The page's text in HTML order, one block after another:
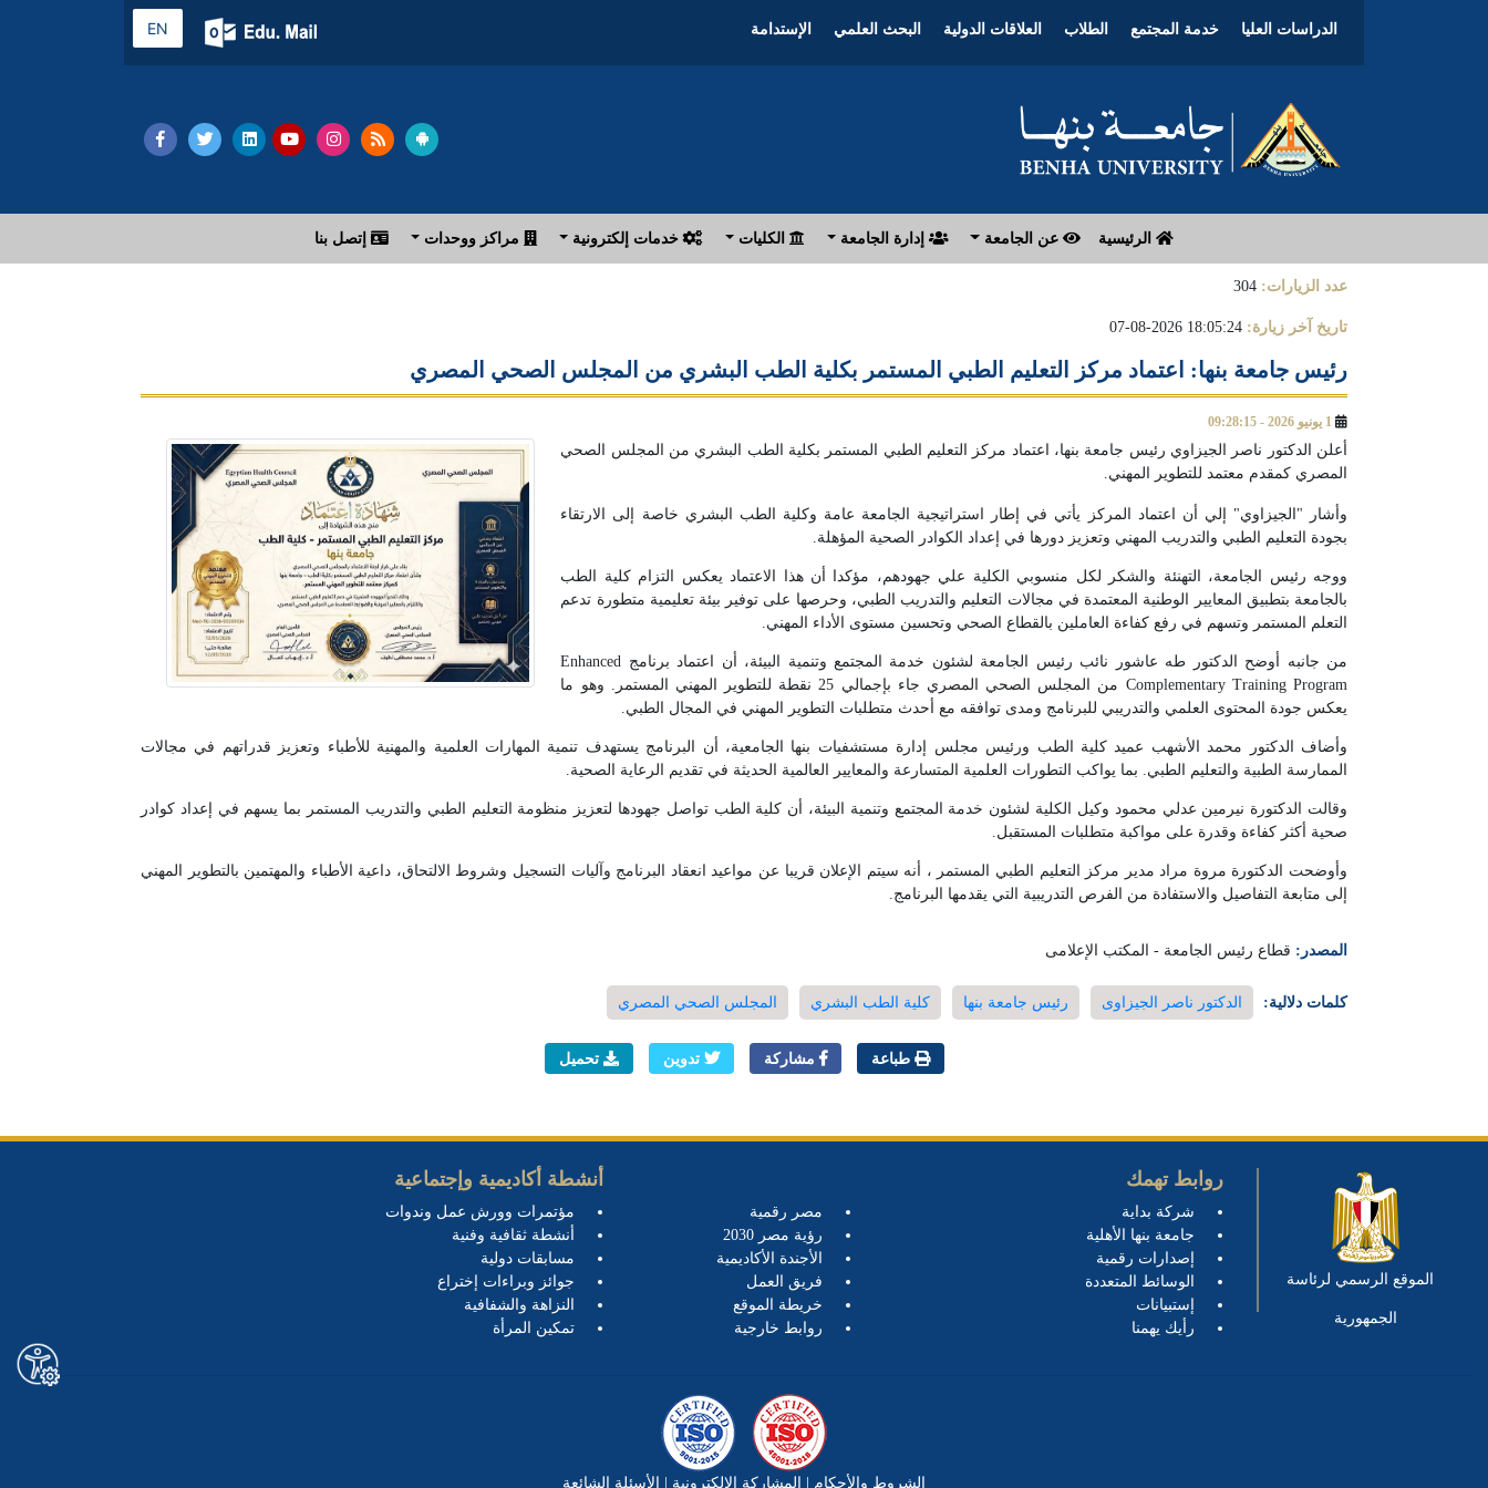
الدراسات العليا خدمة المجتمع الطلاب العلاقات الدولية البحث العلمي الإستدامة EN
الرئيسية عن الجامعة إدارة الجامعة الكليات خدمات إلكترونية مراكز ووحدات إتصل بنا
عدد الزيارات: 304
تاريخ آخر زيارة: 18:05:24 2026-08-07
رئيس جامعة بنها: اعتماد مركز التعليم الطبي المستمر بكلية الطب البشري من المجلس الصحي المصري
أعلن الدكتور ناصر الجيزاوي رئيس جامعة بنها، اعتماد مركز التعليم الطبي المستمر بكلية الطب البشري من المجلس الصحي
المصري كمقدم معتمد للتطوير المهني.
وأشار "الجيزاوي" إلي أن اعتماد المركز يأتي في إطار استراتيجية الجامعة عامة وكلية الطب البشري خاصة إلى الارتقاء
بجودة التعليم الطبي والتدريب المهني وتعزيز دورها في إعداد الكوادر الصحية المؤهلة.
ووجه رئيس الجامعة، التهنئة والشكر لكل منسوبي الكلية علي جهودهم، مؤكدا أن هذا الاعتماد يعكس التزام كلية الطب
بالجامعة بتطبيق المعايير الوطنية المعتمدة في مجالات التعليم والتدريب الطبي، وحرصها على توفير بيئة تعليمية متطورة تدعم
التعلم المستمر وتسهم في رفع كفاءة العاملين بالقطاع الصحي وتحسين مستوى الأداء المهني.
من جانبه أوضح الدكتور طه عاشور نائب رئيس الجامعة لشئون خدمة المجتمع وتنمية البيئة، أن اعتماد برنامج Enhanced
Complementary Training Program من المجلس الصحي المصري جاء بإجمالي 25 نقطة للتطوير المهني المستمر. وهو ما
يعكس جودة المحتوى العلمي والتدريبي للبرنامج ومدى توافقه مع أحدث متطلبات التطوير المهني في المجال الطبي.
وأضاف الدكتور محمد الأشهب عميد كلية الطب ورئيس مجلس إدارة مستشفيات بنها الجامعية، أن البرنامج يستهدف تنمية المهارات العلمية والمهنية للأطباء وتعزيز قدراتهم في مجالات
الممارسة الطبية والتعليم الطبي. بما يواكب التطورات العلمية المتسارعة والمعايير العالمية الحديثة في تقديم الرعاية الصحية.
وقالت الدكتورة نيرمين عدلي محمود وكيل الكلية لشئون خدمة المجتمع وتنمية البيئة، أن كلية الطب تواصل جهودها لتعزيز منظومة التعليم الطبي والتدريب المستمر بما يسهم في إعداد كوادر
صحية أكثر كفاءة وقدرة على مواكبة متطلبات المستقبل.
وأوضحت الدكتورة مروة مراد مدير مركز التعليم الطبي المستمر ، أنه سيتم الإعلان قريبا عن مواعيد انعقاد البرنامج وآليات التسجيل وشروط الالتحاق، داعية الأطباء والمهتمين بالتطوير المهني
إلى متابعة التفاصيل والاستفادة من الفرص التدريبية التي يقدمها البرنامج.
المصدر: قطاع رئيس الجامعة - المكتب الإعلامى
كلمات دلالية: الدكتور ناصر الجيزاوى رئيس جامعة بنها كلية الطب البشري المجلس الصحي المصري
طباعة مشاركة تدوين تحميل
الموقع الرسمي لرئاسة
الجمهورية
روابط تهمك
شركة بداية
جامعة بنها الأهلية
إصدارات رقمية
الوسائط المتعددة
إستبيانات
رأيك يهمنا
مصر رقمية
رؤية مصر 2030
الأجندة الأكاديمية
فريق العمل
خريطة الموقع
روابط خارجية
أنشطة أكاديمية وإجتماعية
مؤتمرات وورش عمل وندوات
أنشطة ثقافية وفنية
مسابقات دولية
جوائز وبراءات إختراع
النزاهة والشفافية
تمكين المرأة
الشروط والأحكام المشاركة الإلكترونية الأسئلة الشائعة